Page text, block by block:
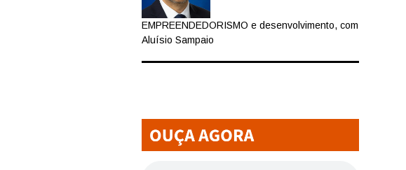
EMPREENDEDORISMO e desenvolvimento, com
Aluísio Sampaio